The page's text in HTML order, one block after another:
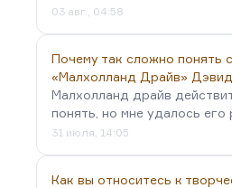
03 авг., 04:58
Почему так сложно понять
«Малхолланд Драйв»
Малхолланд драйв
понять, но мне удалось его
31 июля, 14:05
Как вы относитесь к